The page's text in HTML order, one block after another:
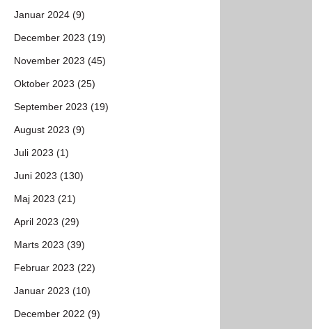
Januar 2024 (9)
December 2023 (19)
November 2023 (45)
Oktober 2023 (25)
September 2023 (19)
August 2023 (9)
Juli 2023 (1)
Juni 2023 (130)
Maj 2023 (21)
April 2023 (29)
Marts 2023 (39)
Februar 2023 (22)
Januar 2023 (10)
December 2022 (9)